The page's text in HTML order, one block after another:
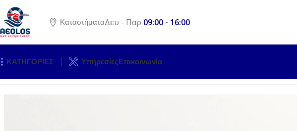
ΚαταστήματαΔευ - Παρ 09:00 - 16:00
ΚΑΤΗΓΟΡΙΕΣ ΥπηρεσίεςΕπικοινωνία